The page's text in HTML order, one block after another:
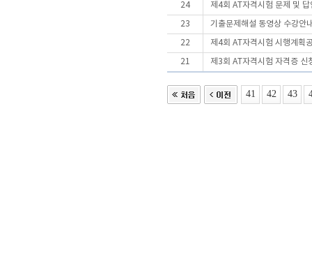
24 제4회 AT자격시험 문제 및 답
23 기출문제해설 동영상 수강안
22 제4회 AT자격시험 시행계획
21 제3회 AT자격시험 자격증 신
41 42 43